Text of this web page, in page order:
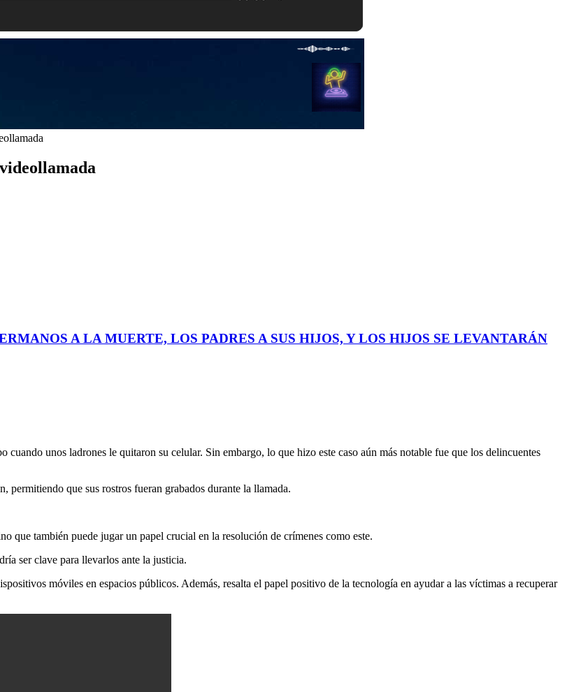
A LA MUERTE, LOS PADRES A SUS HIJOS, Y LOS HIJOS SE LEVANTARÁN
unos ladrones le quitaron su celular. Sin embargo, lo que hizo este caso aún más notable fue que los delincuentes
permitiendo que sus rostros fueran grabados durante la llamada.
que también puede jugar un papel crucial en la resolución de crímenes como este.
ser clave para llevarlos ante la justicia.
móviles en espacios públicos. Además, resalta el papel positivo de la tecnología en ayudar a las víctimas a recuperar